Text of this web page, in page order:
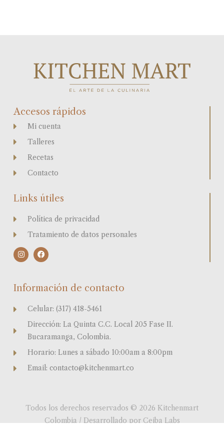
Accesos rápidos
Mi cuenta
Talleres
Recetas
Contacto
Links útiles
Política de privacidad
Tratamiento de datos personales
I
n
s
g
F
a
c
o
k
Información de contacto
Celular: (317) 418-5461
Dirección: La Quinta C.C. Local 205 Fase II.
Bucaramanga, Colombia.
Horario: Lunes a sábado 10:00am a 8:00pm
Email: contacto@kitchenmart.co
Todos los derechos reservados © 2026 Kitchenmart
Colombia / Desarrollado por Ceiba Labs